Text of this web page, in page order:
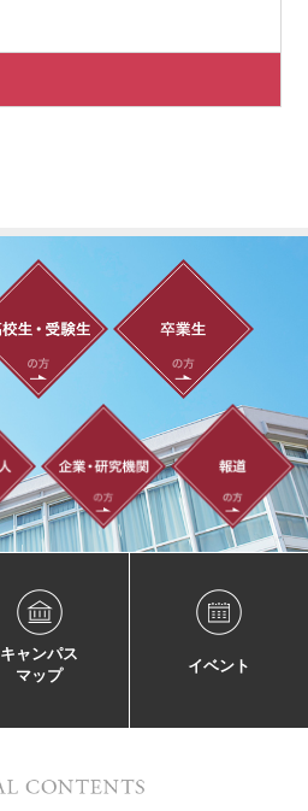
キャンパス
マップ
イベント